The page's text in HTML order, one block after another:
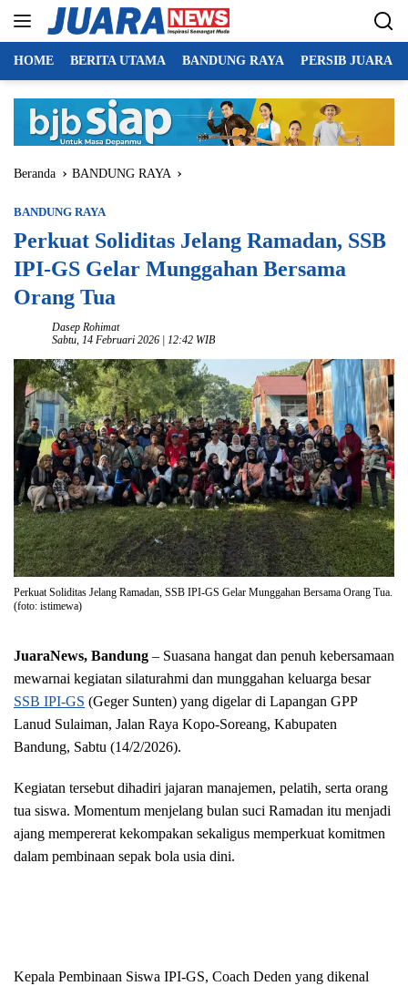
HOME
BERITA UTAMA BANDUNG RAYA PERSIB JUARA
Beranda BANDUNG RAYA
BANDUNG RAYA
Perkuat Soliditas Jelang Ramadan, SSB
IPI-GS Gelar Munggahan Bersama
Orang Tua
Dasep Rohimat
Sabtu, 14 Februari 2026 | 12:42 WIB
Perkuat Soliditas Jelang Ramadan, SSB IPI-GS Gelar Munggahan Bersama Orang Tua.
(foto: istimewa)
JuaraNews, Bandung – Suasana hangat dan penuh kebersamaan
mewarnai kegiatan silaturahmi dan munggahan keluarga besar
SSB IPI-GS (Geger Sunten) yang digelar di Lapangan GPP
Lanud Sulaiman, Jalan Raya Kopo-Soreang, Kabupaten
Bandung, Sabtu (14/2/2026).
Kegiatan tersebut dihadiri jajaran manajemen, pelatih, serta orang
tua siswa. Momentum menjelang bulan suci Ramadan itu menjadi
ajang mempererat kekompakan sekaligus memperkuat komitmen
dalam pembinaan sepak bola usia dini.
Kepala Pembinaan Siswa IPI-GS, Coach Deden yang dikenal